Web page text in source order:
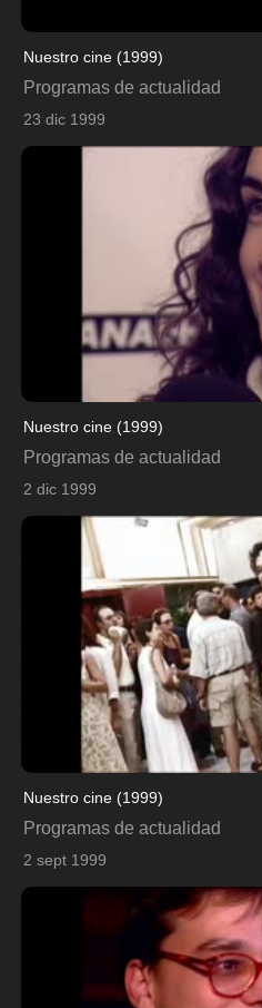
Nuestro cine (1999)
Programas de actualidad
23 dic 1999
Nuestro cine (1999)
Programas de actualidad
2 dic 1999
Nuestro cine (1999)
Programas de actualidad
2 sept 1999